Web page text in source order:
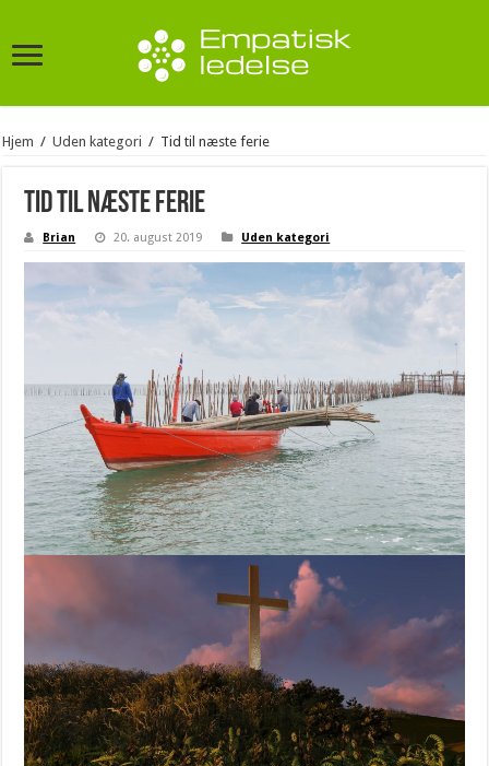
Hjem / Uden kategori / Tid til næste ferie
Tid til næste ferie
Brian 20. august 2019 Uden kategori